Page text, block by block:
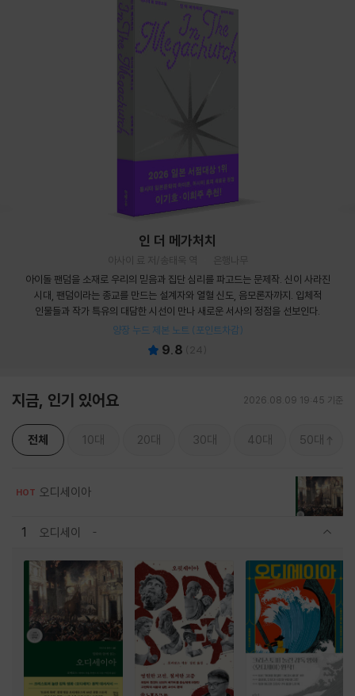
인 더 메가처치
아사이 료 저/송태욱 역
은행나무
아이돌 팬덤을 소재로 우리의 믿음과 집단 심리를 파고드는 문제작. 신이 사라진
시대, 팬덤이라는 종교를 만드는 설계자와 열혈 신도, 음모론자까지. 입체적
인물들과 작가 특유의 대담한 시선이 만나 새로운 서사의 정점을 선보인다.
양장 누드 제본 노트 (포인트차감)
9.8 24
지금, 인기 있어요 2026.08.09 19:45 기준
전체 10대 20대 30대 40대 50대
HOT 오디세이아
1 오디세이